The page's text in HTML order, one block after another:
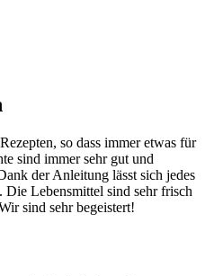
so dass immer etwas für
sind immer sehr gut und
der Anleitung lässt sich jedes
Die Lebensmittel sind sehr frisch
sind sehr begeistert!